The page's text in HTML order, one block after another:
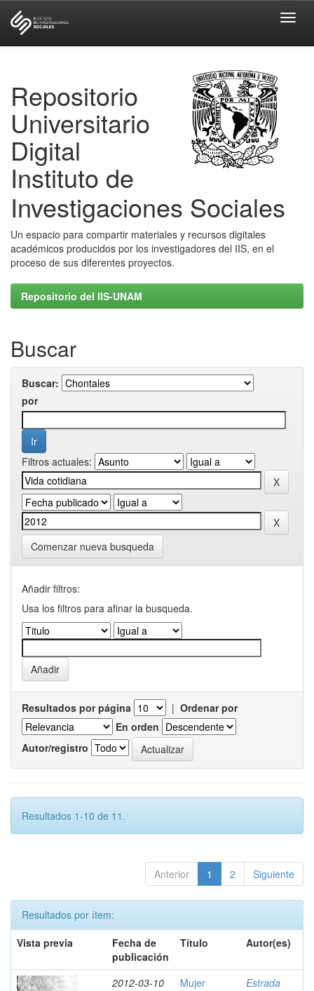
Repositorio
Universitario
Digital
Instituto de
Investigaciones Sociales
Un espacio para compartir materiales y recursos digitales
académicos producidos por los investigadores del IIS, en el
proceso de sus diferentes proyectos.
Repositorio del IIS-UNAM
Buscar
Buscar:
por
Filtros actuales:
Comenzar nueva busqueda
Añadir filtros:
Usa los filtros para afinar la busqueda.
Resultados por página | Ordenar por
En orden
Autor/registro
Resultados 1-10 de 11.
Anterior 1 2 Siguiente
Resultados por ítem:
Vista previa
Fecha de
publicación
Título Autor(es)
2012-03-10
Mujer
Estrada